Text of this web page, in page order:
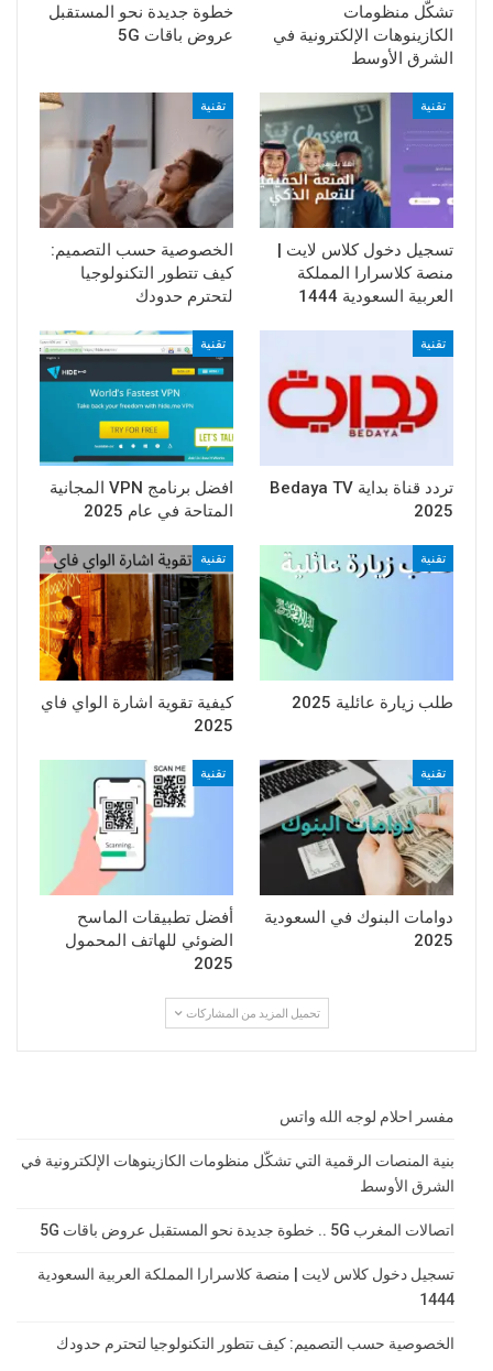
تشكّل منظومات
الكازينوهات الإلكترونية في
الشرق الأوسط
خطوة جديدة نحو المستقبل
عروض باقات 5G
تقنية
تسجيل دخول كلاس لايت |
منصة كلاسرارا المملكة
العربية السعودية 1444
تقنية
الخصوصية حسب التصميم:
كيف تتطور التكنولوجيا
لتحترم حدودك
تقنية
تردد قناة بداية Bedaya TV
2025
تقنية
افضل برنامج VPN المجانية
المتاحة في عام 2025
تقنية
طلب زيارة عائلية 2025
تقنية
كيفية تقوية اشارة الواي فاي
2025
تقنية
دوامات البنوك في السعودية
2025
تقنية
أفضل تطبيقات الماسح
الضوئي للهاتف المحمول
2025
تحميل المزيد من المشاركات
مفسر احلام لوجه الله واتس
بنية المنصات الرقمية التي تشكّل منظومات الكازينوهات الإلكترونية في
الشرق الأوسط
اتصالات المغرب 5G .. خطوة جديدة نحو المستقبل عروض باقات 5G
تسجيل دخول كلاس لايت | منصة كلاسرارا المملكة العربية السعودية
1444
الخصوصية حسب التصميم: كيف تتطور التكنولوجيا لتحترم حدودك